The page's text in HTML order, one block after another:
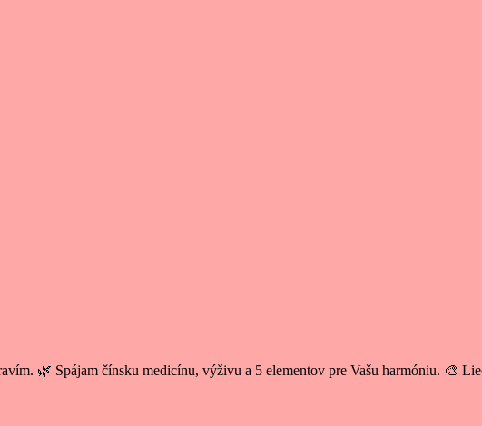
🌿 Spájam čínsku medicínu, výživu a 5 elementov pre Vašu harmóniu. 🎨